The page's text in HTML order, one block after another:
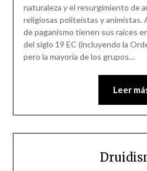
naturaleza y el resurgimiento de
religiosas politeístas y animistas.
de paganismo tienen sus raíces
del siglo 19 EC (incluyendo la
pero la mayoría de los grupos…
Leer